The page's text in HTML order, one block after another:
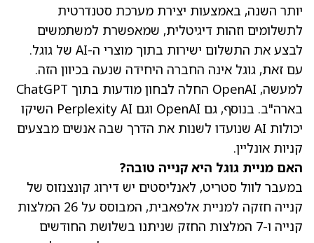
יותר השנה, באמצעות יצירת מערכת סטנדרטית
לתשלומים וזהות דיגיטלית, שמאפשרת למשתמשים
לבצע את התשלום ישירות בתוך מוצרי ה-AI של גוגל.
עם זאת, גוגל אינה החברה היחידה שנעה בכיוון הזה.
למעשה, OpenAI החלה לבחון מודעות בתוך ChatGPT
בארה"ב. בנוסף, גם OpenAI וגם Perplexity AI השיקו
יכולות AI שנועדו לשנות את הדרך שבה אנשים מבצעים
קניות אונליין.
האם מניית גוגל היא קנייה טובה?
במעבר לוול סטריט, לאנליסטים יש דירוג קונצנזוס של
קנייה חזקה למניית אלפאבית, המבוסס על 26 המלצות
קנייה ו-7 המלצות החזק שניתנו בשלושת החודשים